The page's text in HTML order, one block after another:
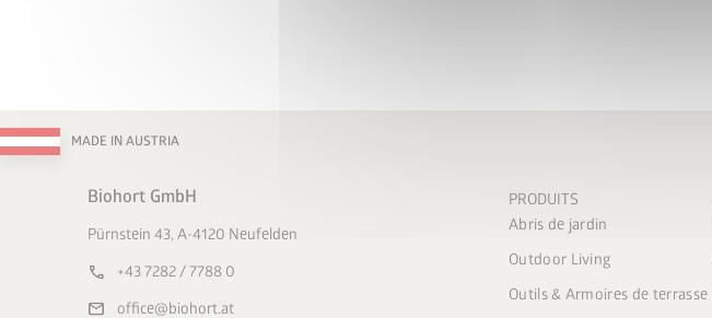
MADE IN AUSTRIA
Biohort GmbH
Pürnstein 43, A-4120 Neufelden
call +43 7282 / 7788 0
mail office@biohort.at
PRODUITS
Abris de jardin
Outdoor Living
Outils & Armoires de terrasse